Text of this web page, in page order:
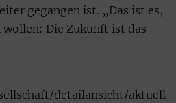
gegangen ist. „Das ist es,
Die Zukunft ist das
detailansicht/aktuell